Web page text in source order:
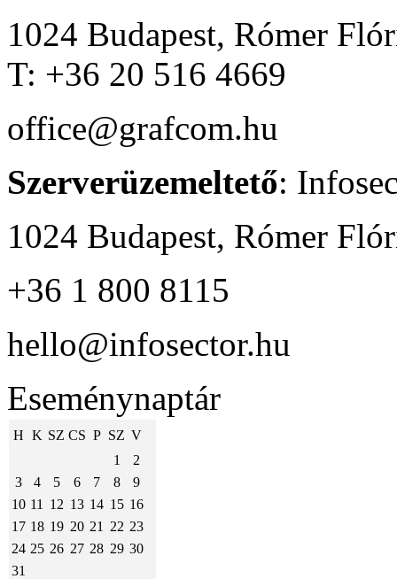
1024 Budapest, Rómer
T: +36 20 516 4669
office@grafcom.hu
Szerverüzemeltető:
1024 Budapest, Rómer
+36 1 800 8115
hello@infosector.hu
Eseménynaptár
H K SZ CS P SZ V
1
2
3
4 5 6 7 8
9
10 11 12 13 14 15 16
17 18 19 20 21 22 23
24 25 26 27 28 29 30
31